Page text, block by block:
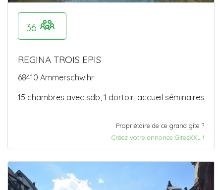
36
REGINA TROIS EPIS
68410 Ammerschwihr
15 chambres avec sdb, 1 dortoir, accueil séminaires
Propriétaire de ce grand gîte ?
Créez votre annonce GitesXXL !